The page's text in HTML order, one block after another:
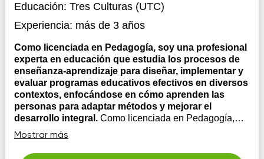
Educación: Tres Culturas (UTC)
Experiencia: más de 3 años
Como licenciada en Pedagogía, soy una profesional
experta en educación que estudia los procesos de
enseñanza-aprendizaje para diseñar, implementar y
evaluar programas educativos efectivos en diversos
contextos, enfocándose en cómo aprenden las
personas para adaptar métodos y mejorar el
desarrollo integral. Como licenciada en Pedagogía,
poseo la capacidad para animar, motivar e inspirar a
cada uno de mis alumnos. Soy una docente que
tiene paciencia, tacto y tolerancia, así como mucha
Mostrar más